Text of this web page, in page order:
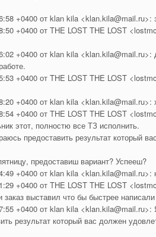
+0400 от klan kila <klan.kila@mail.ru>:
+0400 от THE LOST THE LOST
+0400 от klan kila <klan.kila@mail.ru>:
+0400 от THE LOST THE LOST
+0400 от klan kila <klan.kila@mail.ru>:
+0400 от THE LOST THE LOST
этот, полностю все ТЗ исполнить.
предоставить результат который
предоставиш вариант? Успееш?
+0400 от klan kila <klan.kila@mail.ru>:
+0400 от THE LOST THE LOST
заказ выставил что бы быстрее
+0400 от klan kila <klan.kila@mail.ru>:
результат который вас должен